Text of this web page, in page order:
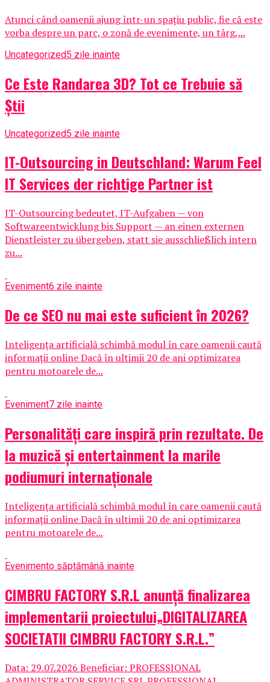
Atunci când oamenii ajung într-un spațiu public, fie că este
vorba despre un parc, o zonă de evenimente, un târg,...
Uncategorized5 zile inainte
Ce Este Randarea 3D? Tot ce Trebuie să
Știi
Uncategorized5 zile inainte
IT-Outsourcing in Deutschland: Warum Feel
IT Services der richtige Partner ist
IT-Outsourcing bedeutet, IT-Aufgaben — von
Softwareentwicklung bis Support — an einen externen
Dienstleister zu übergeben, statt sie ausschließlich intern
zu...
Eveniment6 zile inainte
De ce SEO nu mai este suficient în 2026?
Inteligența artificială schimbă modul în care oamenii caută
informații online Dacă în ultimii 20 de ani optimizarea
pentru motoarele de...
Eveniment7 zile inainte
Personalități care inspiră prin rezultate. De
la muzică și entertainment la marile
podiumuri internaționale
Inteligența artificială schimbă modul în care oamenii caută
informații online Dacă în ultimii 20 de ani optimizarea
pentru motoarele de...
Evenimento săptămână inainte
CIMBRU FACTORY S.R.L anunţă finalizarea
implementarii proiectului„DIGITALIZAREA
SOCIETATII CIMBRU FACTORY S.R.L.”
Data: 29.07.2026 Beneficiar: PROFESSIONAL